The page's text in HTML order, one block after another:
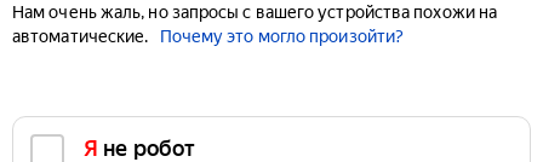
Нам очень жаль, но запросы с вашего устройства похожи на
автоматические.
Почему это могло произойти?
Я не робот